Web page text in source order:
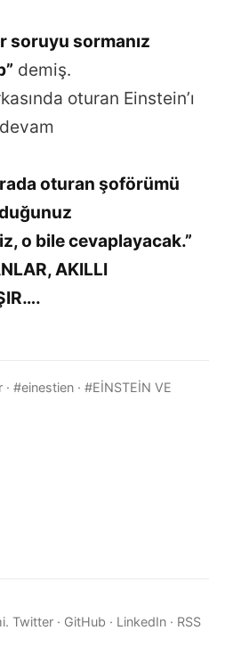
soruyu sormanız
demiş.
oturan Einstein’ı
oturan şoförümü
o bile cevaplayacak.”
AKILLI
· #einestien · #EİNSTEİN VE
Twitter · GitHub · LinkedIn · RSS